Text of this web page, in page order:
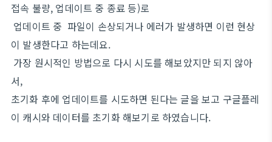
접속 불량, 업데이트 중 종료 등)로
업데이트 중 파일이 손상되거나 에러가 발생하면 이런 현상
이 발생한다고 하는데요.
가장 원시적인 방법으로 다시 시도를 해보았지만 되지 않아
서,
초기화 후에 업데이트를 시도하면 된다는 글을 보고 구글플레
이 캐시와 데이터를 초기화 해보기로 하였습니다.